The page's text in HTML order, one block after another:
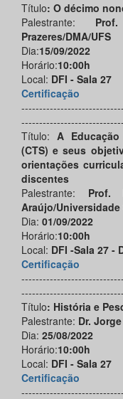
Título: O décimo
Palestrante:
Prazeres/DMA/UFS
Dia:15/09/2022
Horário:10:00h
Local: DFI - Sala 27
Certificação
Título: A
(CTS) e seus
orientações
discentes
Palestrante: Prof.
Araújo/
Dia: 01/09/2022
Horário:10:00h
Local: DFI -Sala 27 -
Certificação
Título: História e
Palestrante: Dr.
Dia: 25/08/2022
Horário:10:00h
Local: DFI - Sala 27
Certificação